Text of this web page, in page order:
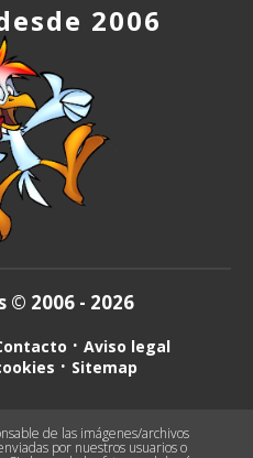
2006
© 2006 - 2026
Aviso legal
Sitemap
de las imágenes/archivos
por nuestros usuarios o